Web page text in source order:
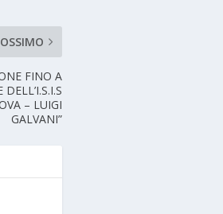
FINO A
– LUIGI
GALVANI”